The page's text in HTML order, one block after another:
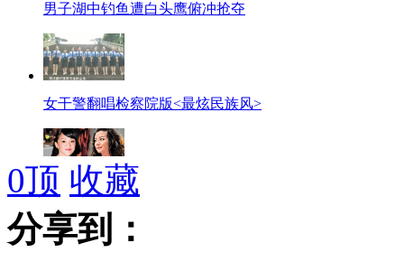
男子湖中钓鱼遭白头鹰俯冲抢夺
女干警翻唱检察院版<最炫民族风>
周迅大方回应"与赵薇不和"传言
0顶 收藏
分享到：